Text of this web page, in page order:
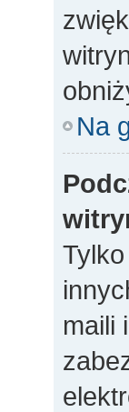
Na
maili